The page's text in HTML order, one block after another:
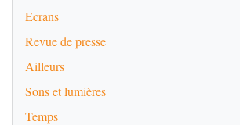
Ecrans
Revue de presse
Ailleurs
Sons et lumières
Temps